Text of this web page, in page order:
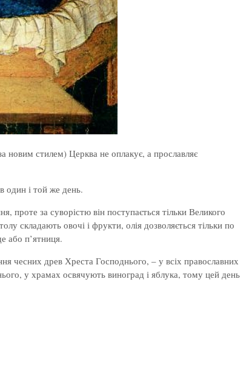
новим стилем) Церква не оплакує, а прославляє
один і той же день.
за суворістю він поступається тільки Великого
складають овочі і фрукти, олія дозволяється тільки по
або п’ятниця.
чесних древ Хреста Господнього, – у всіх православних
у храмах освячують виноград і яблука, тому цей день